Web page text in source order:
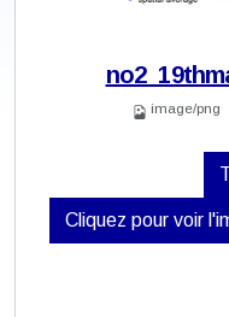
image/png
Cliquez pour voir